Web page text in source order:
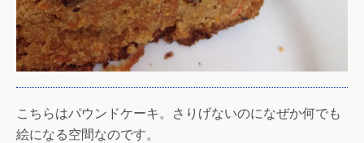
こちらはパウンドケーキ。さりげないのになぜか何でも
絵になる空間なのです。